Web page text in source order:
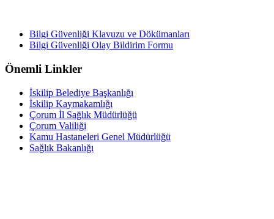
Bilgi Güvenliği Klavuzu ve Dökümanları
Bilgi Güvenliği Olay Bildirim Formu
Önemli Linkler
İskilip Belediye Başkanlığı
İskilip Kaymakamlığı
Çorum İl Sağlık Müdürlüğü
Çorum Valiliği
Kamu Hastaneleri Genel Müdürlüğü
Sağlık Bakanlığı